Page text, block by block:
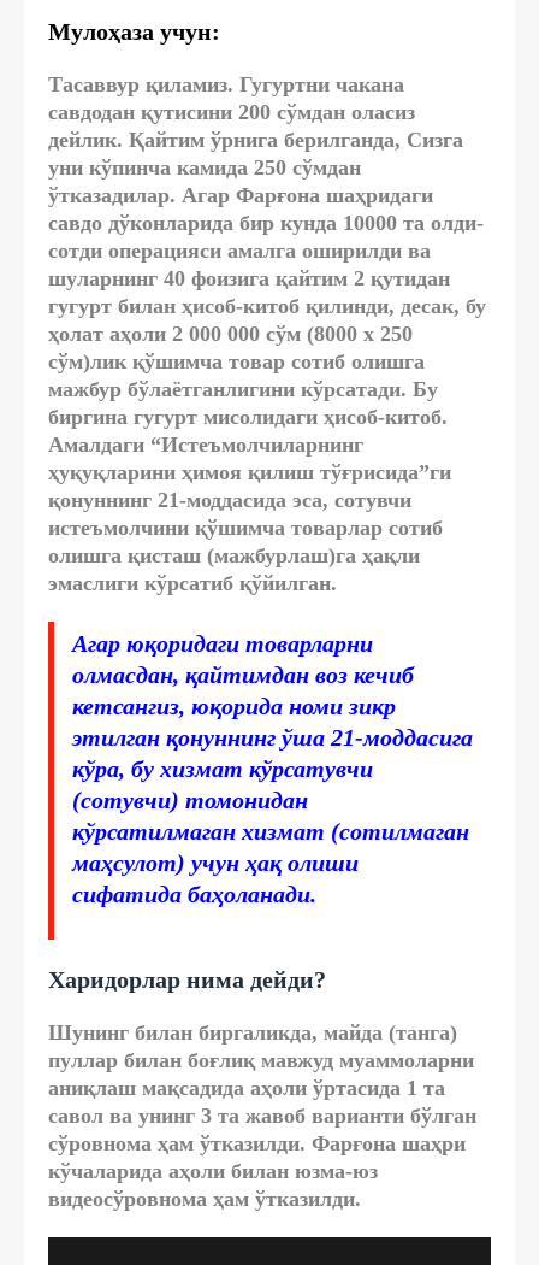
Мулоҳаза учун:
Тасаввур қиламиз. Гугуртни чакана
савдодан қутисини 200 сўмдан оласиз
дейлик. Қайтим ўрнига берилганда, Сизга
уни кўпинча камида 250 сўмдан
ўтказадилар. Агар Фарғона шаҳридаги
савдо дўконларида бир кунда 10000 та олди-
сотди операцияси амалга оширилди ва
шуларнинг 40 фоизига қайтим 2 қутидан
гугурт билан ҳисоб-китоб қилинди, десак, бу
ҳолат аҳоли 2 000 000 сўм (8000 х 250
сўм)лик қўшимча товар сотиб олишга
мажбур бўлаётганлигини кўрсатади. Бу
биргина гугурт мисолидаги ҳисоб-китоб.
Амалдаги “Истеъмолчиларнинг
ҳуқуқларини ҳимоя қилиш тўғрисида”ги
қонуннинг 21-моддасида эса, сотувчи
истеъмолчини қўшимча товарлар сотиб
олишга қисташ (мажбурлаш)га ҳақли
эмаслиги кўрсатиб қўйилган.
Агар юқоридаги товарларни
олмасдан, қайтимдан воз кечиб
кетсангиз, юқорида номи зикр
этилган қонуннинг ўша 21-моддасига
кўра, бу хизмат кўрсатувчи
(сотувчи) томонидан
кўрсатилмаган хизмат (сотилмаган
маҳсулот) учун ҳақ олиши
сифатида баҳоланади.
Харидорлар нима дейди?
Шунинг билан биргаликда, майда (танга)
пуллар билан боғлиқ мавжуд муаммоларни
аниқлаш мақсадида аҳоли ўртасида 1 та
савол ва унинг 3 та жавоб варианти бўлган
сўровнома ҳам ўтказилди. Фарғона шаҳри
кўчаларида аҳоли билан юзма-юз
видеосўровнома ҳам ўтказилди.